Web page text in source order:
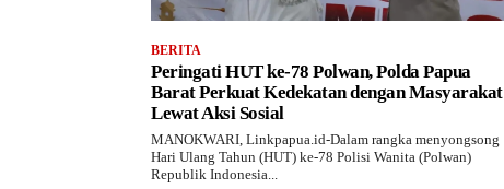
BERITA
Peringati HUT ke-78 Polwan, Polda Papua
Barat Perkuat Kedekatan dengan Masyarakat
Lewat Aksi Sosial
MANOKWARI, Linkpapua.id-Dalam rangka menyongsong
Hari Ulang Tahun (HUT) ke-78 Polisi Wanita (Polwan)
Republik Indonesia...